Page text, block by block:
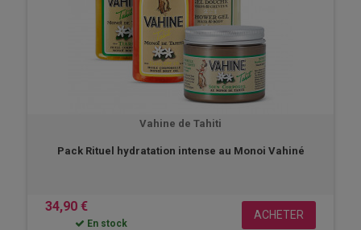
Vahine de Tahiti
Pack Rituel hydratation intense au Monoi Vahiné
34,90 €
En stock
ACHETER